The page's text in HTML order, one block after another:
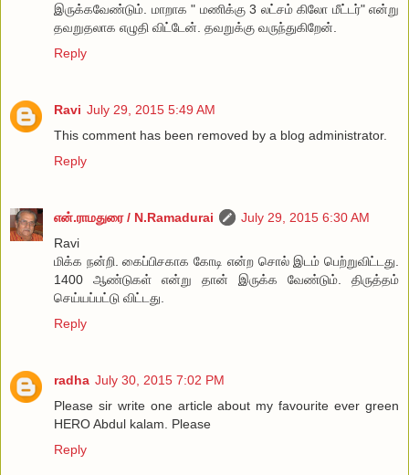
இருக்கவேண்டும். மாறாக " மணிக்கு 3 லட்சம் கிலோ மீட்டர்" என்று
தவறுதலாக எழுதி விட்டேன். தவறுக்கு வருந்துகிறேன்.
Reply
Ravi July 29, 2015 5:49 AM
This comment has been removed by a blog administrator.
Reply
என்.ராமதுரை / N.Ramadurai
July 29, 2015 6:30 AM
Ravi
மிக்க நன்றி. கைப்பிசகாக கோடி என்ற சொல் இடம் பெற்றுவிட்டது.
1400 ஆண்டுகள் என்று தான் இருக்க வேண்டும். திருத்தம்
செய்யப்பட்டு விட்டது.
Reply
radha July 30, 2015 7:02 PM
Please sir write one article about my favourite ever green
HERO Abdul kalam. Please
Reply